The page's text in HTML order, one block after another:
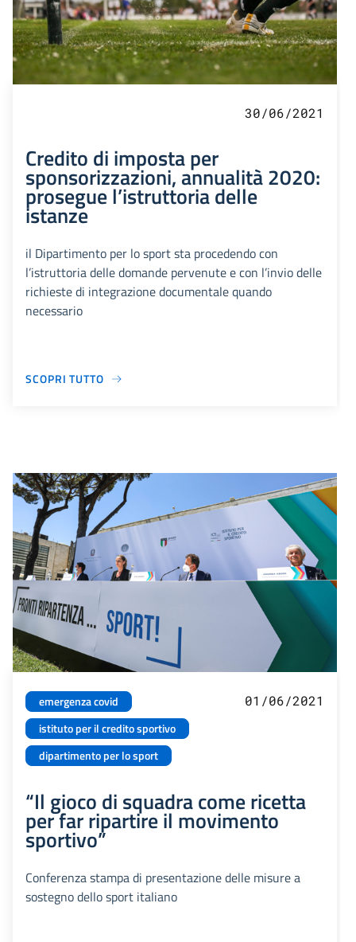
30/06/2021
Credito di imposta per
sponsorizzazioni, annualità 2020:
prosegue l’istruttoria delle
istanze
il Dipartimento per lo sport sta procedendo con
l’istruttoria delle domande pervenute e con l’invio delle
richieste di integrazione documentale quando
necessario
SCOPRI TUTTO
emergenza covid
istituto per il credito sportivo
dipartimento per lo sport
01/06/2021
“Il gioco di squadra come ricetta
per far ripartire il movimento
sportivo”
Conferenza stampa di presentazione delle misure a
sostegno dello sport italiano